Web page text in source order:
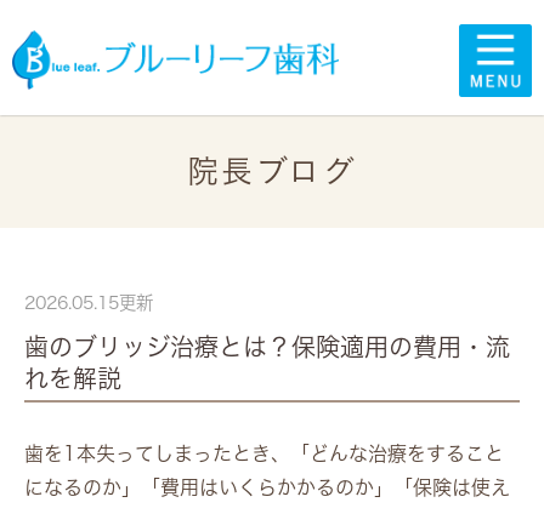
院長ブログ
2026.05.15更新
歯のブリッジ治療とは？保険適用の費用・流
れを解説
歯を1本失ってしまったとき、「どんな治療をすること
になるのか」「費用はいくらかかるのか」「保険は使え